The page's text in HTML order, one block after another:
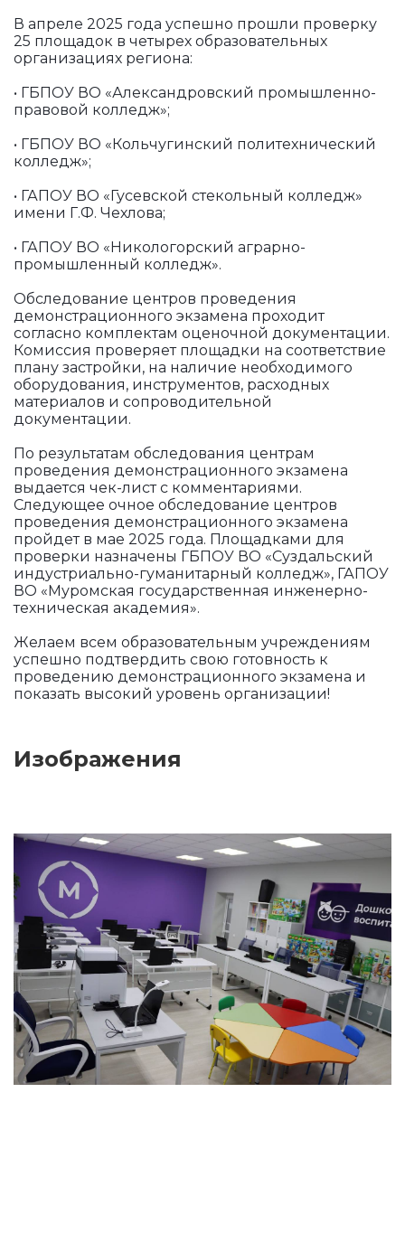
В апреле 2025 года успешно прошли проверку
25 площадок в четырех образовательных
организациях региона:
• ГБПОУ ВО «Александровский промышленно-
правовой колледж»;
• ГБПОУ ВО «Кольчугинский политехнический
колледж»;
• ГАПОУ ВО «Гусевской стекольный колледж»
имени Г.Ф. Чехлова;
• ГАПОУ ВО «Никологорский аграрно-
промышленный колледж».
Обследование центров проведения
демонстрационного экзамена проходит
согласно комплектам оценочной документации.
Комиссия проверяет площадки на соответствие
плану застройки, на наличие необходимого
оборудования, инструментов, расходных
материалов и сопроводительной
документации.
По результатам обследования центрам
проведения демонстрационного экзамена
выдается чек-лист с комментариями.
Следующее очное обследование центров
проведения демонстрационного экзамена
пройдет в мае 2025 года. Площадками для
проверки назначены ГБПОУ ВО «Суздальский
индустриально-гуманитарный колледж», ГАПОУ
ВО «Муромская государственная инженерно-
техническая академия».
Желаем всем образовательным учреждениям
успешно подтвердить свою готовность к
проведению демонстрационного экзамена и
показать высокий уровень организации!
Изображения